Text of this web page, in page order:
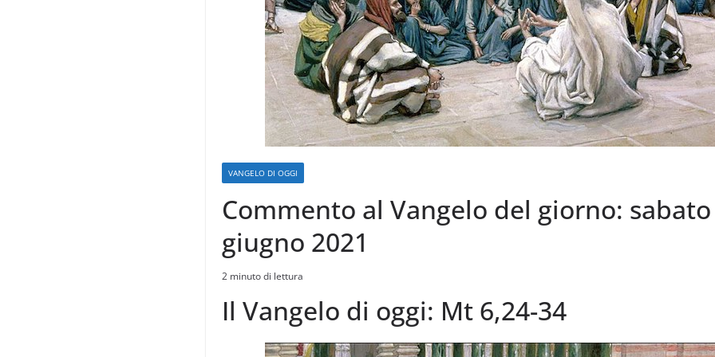
VANGELO DI OGGI
Commento al Vangelo del giorno:
giugno 2021
2 minuto di lettura
Il Vangelo di oggi: Mt 6,24-34